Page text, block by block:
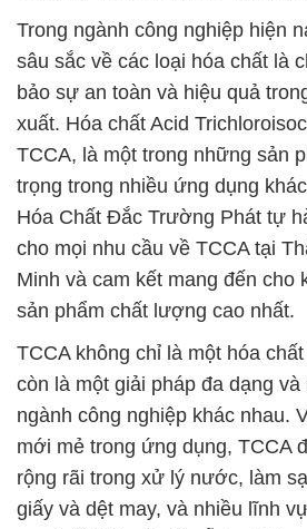
Trong ngành công nghiệp hiện
sâu sắc về các loại hóa chất là
bảo sự an toàn và hiệu quả
xuất. Hóa chất Acid
TCCA, là một trong những sản
trọng trong nhiều ứng dụng
Hóa Chất Đắc Trường Phát tự
cho mọi nhu cầu về TCCA tại
Minh và cam kết mang đến cho
sản phẩm chất lượng cao nhất.
TCCA không chỉ là một hóa
còn là một giải pháp đa dạng
ngành công nghiệp khác nhau.
mới mẻ trong ứng dụng, TCCA
rộng rãi trong xử lý nước, làm
giấy và dệt may, và nhiều lĩnh